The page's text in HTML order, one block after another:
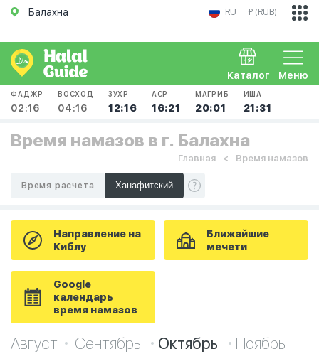
Балахна RU ₽ (RUB)
Меню
Каталог
ФАДЖР
02:16
ВОСХОД
04:16
ЗУХР
12:16
АСР
16:21
МАГРИБ
20:01
ИША
21:31
Время намазов в г. Балахна
Главная Время намазов
Время расчета
Направление на
Киблу
Ближайшие
мечети
Google
календарь
время намазов
Август Сентябрь Октябрь Ноябрь